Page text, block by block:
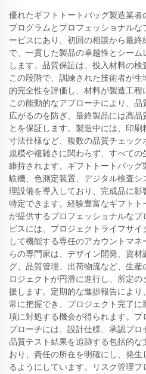
優れたギフトトートバッグ製造業
プログラムとプロフェッショナル
ービスにあり、初回の相談から最終
で、一貫した製品の卓越性とシー
します。品質保証は、投入材料の検
この段階で、訓練された技術者が
的完全性を評価し、材料が製造工程
この能動的なアプローチにより、
広がるのを防ぎ、最終製品には高品
とを保証します。製造中には、印刷
寸法仕様など、複数の品質チェッ
規模や複雑さに関わらず、すべて
維持されます。ギフトトートバッ
験機、色測定装置、デジタル検査
理設備を導入しており、完成品に
特定できます。経験豊富なギフトト
が提供するプロフェッショナルな
ビスには、プロジェクトライフサイ
して機能する専任のアカウントマ
らの専門家は、デザイン開発、資
グ、品質管理、出荷物流など、生
ロジェクトが円滑に進行し、所定
援します。定期的な進捗報告によ
常に把握でき、プロジェクト完了
項に対処する機会が得られます。
プローチには、設計仕様、承認プロ
品質テスト結果を追跡する包括的な
おり、責任の所在を明確にし、発生
るようにしています。リスク管理